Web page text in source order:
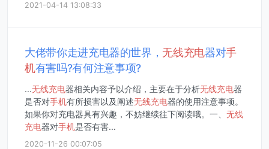
2021-04-14 13:08:33
大佬带你走进充电器的世界， 无线充电器对手
机有害吗?有何注意事项?
...无线充电器相关内容予以介绍，主要在于分析无线充电器
是否对手机有所损害以及阐述无线充电器的使用注意事项。
如果你对充电器具有兴趣，不妨继续往下阅读哦。一、 无线
充电器对手机是否有害...
2020-11-26 00:07:05